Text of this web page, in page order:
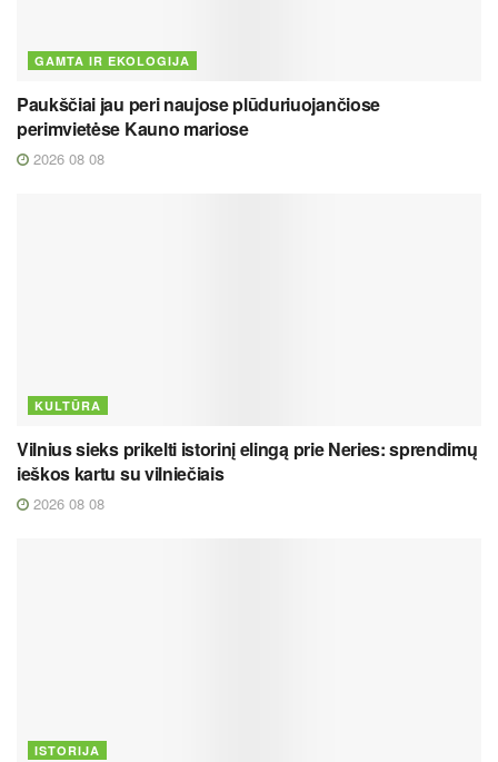
GAMTA IR EKOLOGIJA
Paukščiai jau peri naujose plūduriuojančiose
perimvietėse Kauno mariose
2026 08 08
KULTŪRA
Vilnius sieks prikelti istorinį elingą prie Neries: sprendimų
ieškos kartu su vilniečiais
2026 08 08
ISTORIJA